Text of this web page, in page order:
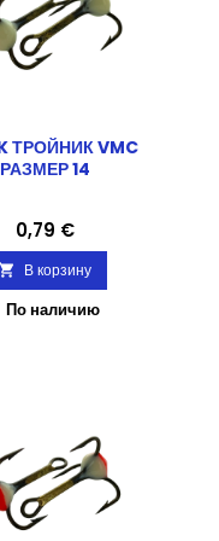
ТРОЙНИК VMC
РАЗМЕР 14
Цена
0,79 €
В корзину
По наличию